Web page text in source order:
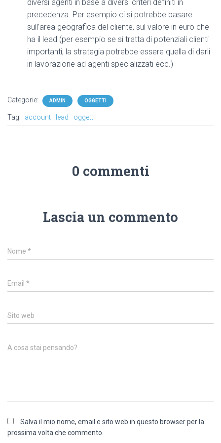
diversi agenti in base a diversi criteri definiti in
precedenza. Per esempio ci si potrebbe basare
sull’area geografica del cliente, sul valore in euro che
ha il lead (per esempio se si tratta di potenziali clienti
importanti, la strategia potrebbe essere quella di darli
in lavorazione ad agenti specializzati ecc.)
Categorie: ADMIN OGGETTI
Tag: account lead oggetti
0 commenti
Lascia un commento
Nome *
Email *
Sito web
A cosa stai pensando?
Salva il mio nome, email e sito web in questo browser per la
prossima volta che commento.